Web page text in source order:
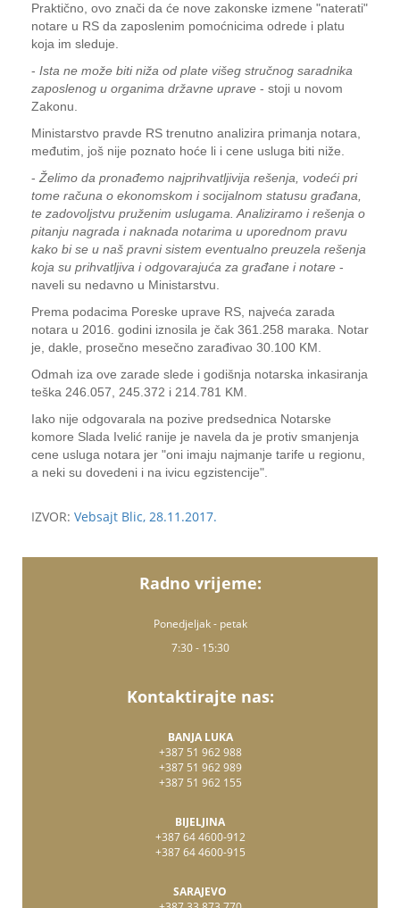
Praktično, ovo znači da će nove zakonske izmene "naterati"
notare u RS da zaposlenim pomoćnicima odrede i platu
koja im sleduje.
- Ista ne može biti niža od plate višeg stručnog saradnika
zaposlenog u organima državne uprave - stoji u novom
Zakonu.
Ministarstvo pravde RS trenutno analizira primanja notara,
međutim, još nije poznato hoće li i cene usluga biti niže.
- Želimo da pronađemo najprihvatljivija rešenja, vodeći pri
tome računa o ekonomskom i socijalnom statusu građana,
te zadovoljstvu pruženim uslugama. Analiziramo i rešenja o
pitanju nagrada i naknada notarima u uporednom pravu
kako bi se u naš pravni sistem eventualno preuzela rešenja
koja su prihvatljiva i odgovarajuća za građane i notare -
naveli su nedavno u Ministarstvu.
Prema podacima Poreske uprave RS, najveća zarada
notara u 2016. godini iznosila je čak 361.258 maraka. Notar
je, dakle, prosečno mesečno zarađivao 30.100 KM.
Odmah iza ove zarade slede i godišnja notarska inkasiranja
teška 246.057, 245.372 i 214.781 KM.
Iako nije odgovarala na pozive predsednica Notarske
komore Slada Ivelić ranije je navela da je protiv smanjenja
cene usluga notara jer "oni imaju najmanje tarife u regionu,
a neki su dovedeni i na ivicu egzistencije".
IZVOR: Vebsajt Blic, 28.11.2017.
Radno vrijeme:
Ponedjeljak - petak
7:30 - 15:30
Kontaktirajte nas:
BANJA LUKA
+387 51 962 988
+387 51 962 989
+387 51 962 155
BIJELJINA
+387 64 4600-912
+387 64 4600-915
SARAJEVO